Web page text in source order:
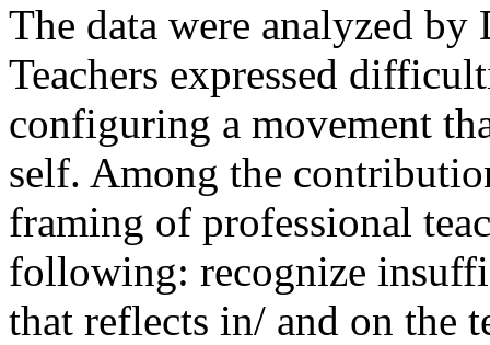
The data were analyzed
Teachers expressed
configuring a movement
self. Among the
framing of professional
following: recognize
that reflects in/ and on the